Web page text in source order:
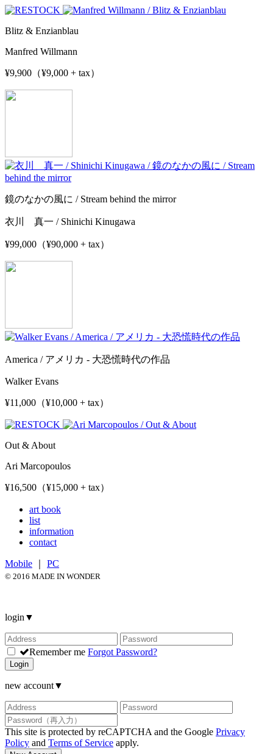
Blitz & Enzianblau
Manfred Willmann
¥9,900（¥9,000 + tax）
鏡のなかの風に / Stream behind the mirror
衣川 真一 / Shinichi Kinugawa
¥99,000（¥90,000 + tax）
America / アメリカ - 大恐慌時代の作品
Walker Evans
¥11,000（¥10,000 + tax）
Out & About
Ari Marcopoulos
¥16,500（¥15,000 + tax）
art book
list
information
contact
Mobile PC
© 2016 MADE IN WONDER
login ▼
Remember me Forgot Password?
Login
new account▼
This site is protected by reCAPTCHA and the Google Privacy
Policy and Terms of Service apply.